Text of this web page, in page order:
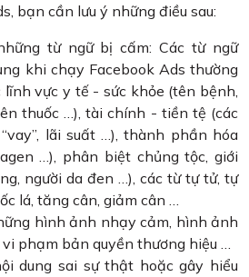
bạn cần lưu ý những điều sau:
từ ngữ bị cấm: Các từ ngữ
khi chạy Facebook Ads thường
lĩnh vực y tế - sức khỏe (tên bệnh,
thuốc …), tài chính - tiền tệ (các
lãi suất …), thành phần hóa
…), phân biệt chủng tộc, giới
người da đen …), các từ tự tử, tự
lá, tăng cân, giảm cân …
hình ảnh nhạy cảm, hình ảnh
phạm bản quyền thương hiệu …
dung sai sự thật hoặc gây hiểu